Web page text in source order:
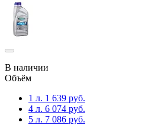
В наличии
Объём
1 л. 1 639 руб.
4 л. 6 074 руб.
5 л. 7 086 руб.